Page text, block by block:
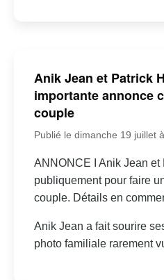
Anik Jean et Patrick
importante annonce
couple
Publié le dimanche 19 juillet
ANNONCE I Anik Jean et
publiquement pour faire
couple. Détails en
Anik Jean a fait sourire
photo familiale rarement